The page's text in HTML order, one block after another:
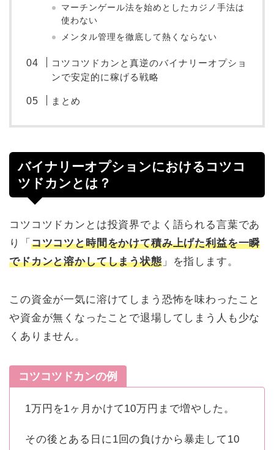
マーチンゲール法を始めとしたカジノ手法は
使わない
メンタル管理を徹底して熱くならない
コツコツドカンと真逆のバイナリーオプショ
ンで安定的に稼げる戦略
まとめ
バイナリーオプションにおけるコツコ
ツドカンとは？
コツコツドカンとは投資界でよく語られる言葉であ
り「 コツコツと時間をかけて積み上げた利益を一瞬
でドカンと溶かしてしまう状態」を指します。
この資金が一気に溶けてしまう恐怖を味わったこと
や資金が無くなったことで退場してしまう人も少な
くありません。
コツコツドカンの例
1万円を1ヶ月かけて10万円まで増やした。
その後とある日に1回の負けから暴走して10